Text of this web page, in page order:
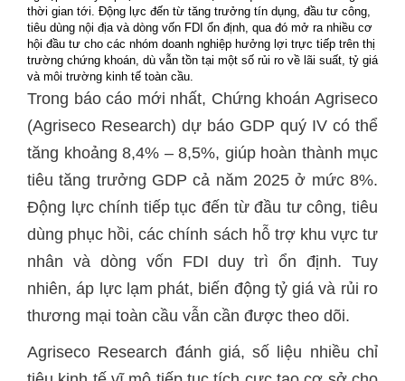
thời gian tới. Động lực đến từ tăng trưởng tín dụng, đầu tư công,
tiêu dùng nội địa và dòng vốn FDI ổn định, qua đó mở ra nhiều cơ
hội đầu tư cho các nhóm doanh nghiệp hưởng lợi trực tiếp trên thị
trường chứng khoán, dù vẫn tồn tại một số rủi ro về lãi suất, tỷ giá
và môi trường kinh tế toàn cầu.
tăng khoảng 8,4% – 8,5%, giúp hoàn thành mục
tiêu tăng trưởng GDP cả năm 2025 ở mức 8%.
Động lực chính tiếp tục đến từ đầu tư công, tiêu
dùng phục hồi, các chính sách hỗ trợ khu vực tư
nhân và dòng vốn FDI duy trì ổn định. Tuy
nhiên, áp lực lạm phát, biến động tỷ giá và rủi ro